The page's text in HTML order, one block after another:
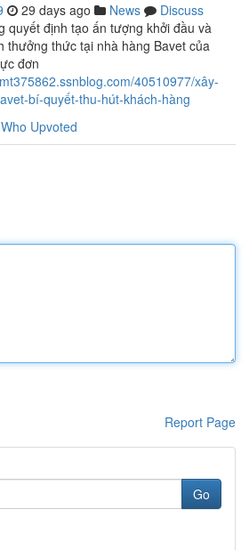
29 days ago News
Discuss
quyết định tạo ấn tượng khởi đầu và
thưởng thức tại nhà hàng Bavet của
đơn
40510977/xây-
bí-quyết-thu-hút-khách-hàng
Who Upvoted
Report Page
Go